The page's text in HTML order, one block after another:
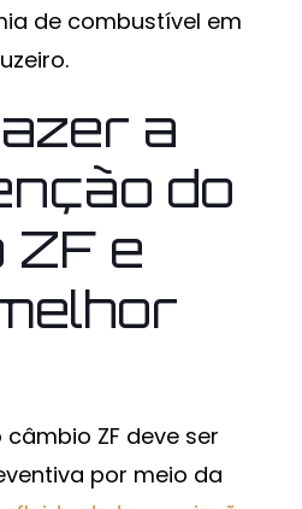
de combustível em
a
do
ZF e
ZF deve ser
por meio da